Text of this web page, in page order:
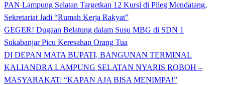
PAN Lampung Selatan Targetkan 12 Kursi di Pileg Mendatang,
Sekretariat Jadi “Rumah Kerja Rakyat”
GEGER! Dugaan Belatung dalam Susu MBG di SDN 1
Sukabanjar Picu Keresahan Orang Tua
DI DEPAN MATA BUPATI, BANGUNAN TERMINAL
KALIANDRA LAMPUNG SELATAN NYARIS ROBOH –
MASYARAKAT: “KAPAN AJA BISA MENIMPA!”